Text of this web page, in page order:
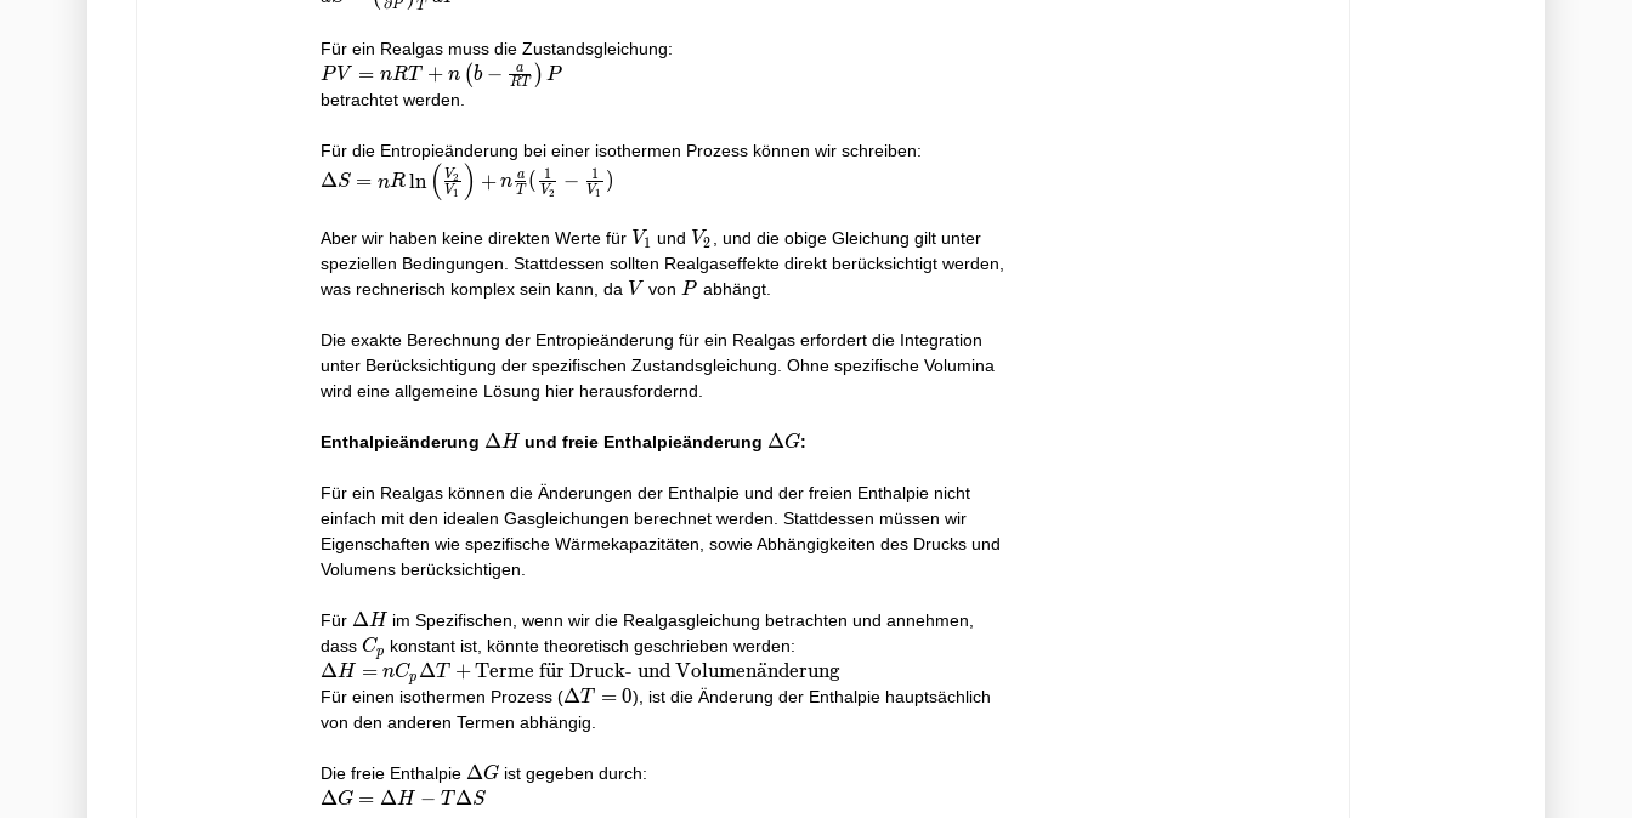
S}{\partial
P} \right)_T
dP
∂P T
Für ein Realgas muss die Zustandsgleichung:
P V = n
R T +
\frac{a}
{R
T}\right)
PV = nRT + n (b − RT
a ) P
betrachtet werden.
Für die Entropieänderung bei einer isothermen Prozess können wir schreiben:
\Delta S = n R
\ln\left(\frac{V_2}
\frac{a}{T}
(\frac{1}{V_2} -
\frac{1}{V_1})
ΔS = nRln ( V1
V2 ) + n T
a ( V2
1 − V1
1 )
Aber wir haben keine direkten Werte für V_1
V1 und V_2
V2
, und die obige Gleichung gilt unter
speziellen Bedingungen. Stattdessen sollten Realgaseffekte direkt berücksichtigt werden,
was rechnerisch komplex sein kann, da V
V von P
P abhängt.
Die exakte Berechnung der Entropieänderung für ein Realgas erfordert die Integration
unter Berücksichtigung der spezifischen Zustandsgleichung. Ohne spezifische Volumina
wird eine allgemeine Lösung hier herausfordernd.
Enthalpieänderung \Delta
ΔH und freie Enthalpieänderung \Delta
ΔG:
Für ein Realgas können die Änderungen der Enthalpie und der freien Enthalpie nicht
einfach mit den idealen Gasgleichungen berechnet werden. Stattdessen müssen wir
Eigenschaften wie spezifische Wärmekapazitäten, sowie Abhängigkeiten des Drucks und
Volumens berücksichtigen.
Für \Delta
H
ΔH im Spezifischen, wenn wir die Realgasgleichung betrachten und annehmen,
dass C_p
Cp konstant ist, könnte theoretisch geschrieben werden:
\Delta H = n C_p
\Delta T +
\text{Terme für
Volumenänderung}
ΔH = nCp ΔT +Terme fu
¨r Druck- und Volumena
¨nderung
Für einen isothermen Prozess (\Delta
T = 0
ΔT = 0), ist die Änderung der Enthalpie hauptsächlich
von den anderen Termen abhängig.
Die freie Enthalpie \Delta
G
ΔGist gegeben durch:
\Delta
ΔG = ΔH − T ΔS